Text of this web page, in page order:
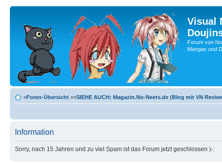
Visual
Forum von
Mangas und
»Foren-Übersicht »»SIEHE AUCH: Magazin.No-Neets.de (Blog mit VN
Information
Sorry, nach 15 Jahren und zu viel Spam ist das Forum jetzt geschlossen )-: